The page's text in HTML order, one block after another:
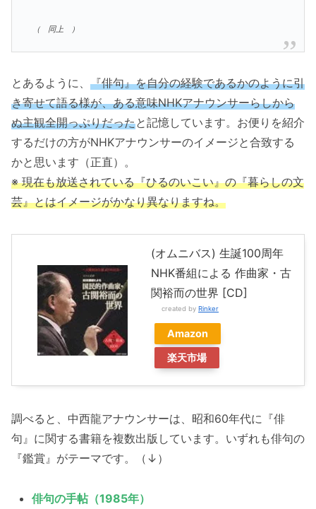
（ 同上 ）
とあるように、 『俳句』を自分の経験であるかのように引
き寄せて語る様が、ある意味NHKアナウンサーらしから
ぬ主観全開っぷりだったと記憶しています。お便りを紹介
するだけの方がNHKアナウンサーのイメージと合致する
かと思います（正直）。
※ 現在も放送されている『ひるのいこい』の『暮らしの文
芸』とはイメージがかなり異なりますね。
(オムニバス) 生誕100周年
NHK番組による 作曲家・古
関裕而の世界 [CD]
created by Rinker
Amazon
楽天市場
調べると、中西龍アナウンサーは、昭和60年代に『俳
句』に関する書籍を複数出版しています。いずれも俳句の
『鑑賞』がテーマです。（↓）
俳句の手帖（1985年）